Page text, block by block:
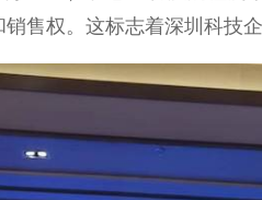
售权。这标志着深圳科技